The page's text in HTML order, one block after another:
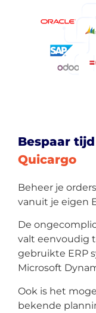
Bestemmingen
Ontdek
Nederlands
Bespaar
Quicargo
Beheer je
vanuit je eigen
De
valt eenvoudig
gebruikte ERP
Microsoft
Ook is het
bekende